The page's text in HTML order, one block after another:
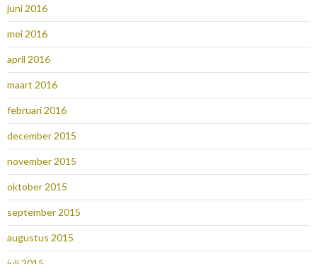
juni 2016
mei 2016
april 2016
maart 2016
februari 2016
december 2015
november 2015
oktober 2015
september 2015
augustus 2015